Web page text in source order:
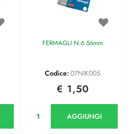
FERMAGLI N.6 56mm
Codice: 07NIK005
€ 1,50
AGGIUNGI